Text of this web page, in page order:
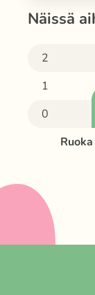
Näissä
2
1
0